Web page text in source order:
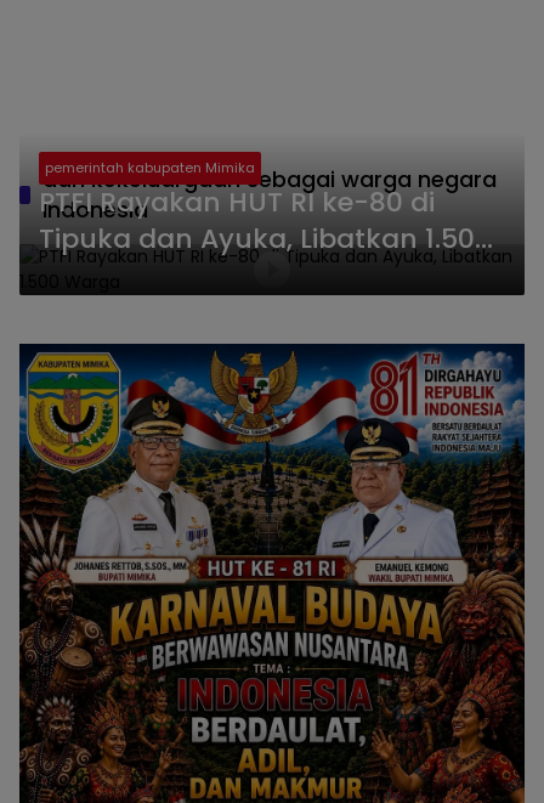
dan kekeluargaan sebagai warga negara
Indonesia
pemerintah kabupaten Mimika
PTFI Rayakan HUT RI ke-80 di
Tipuka dan Ayuka, Libatkan 1.500
Warga